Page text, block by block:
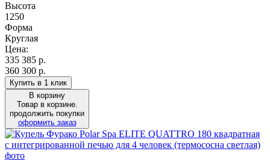
Высота
1250
Форма
Круглая
Цена:
335 385 р.
360 300 р.
Купить в 1 клик
В корзину
Товар в корзине.
продолжить покупки
оформить заказ